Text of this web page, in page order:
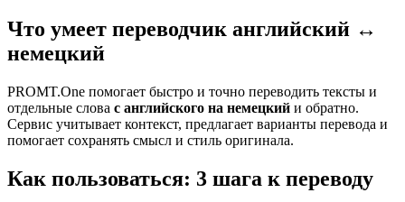
Что умеет переводчик английский ↔
немецкий
PROMT.One помогает быстро и точно переводить тексты и
отдельные слова с английского на немецкий и обратно.
Сервис учитывает контекст, предлагает варианты перевода и
помогает сохранять смысл и стиль оригинала.
Как пользоваться: 3 шага к переводу